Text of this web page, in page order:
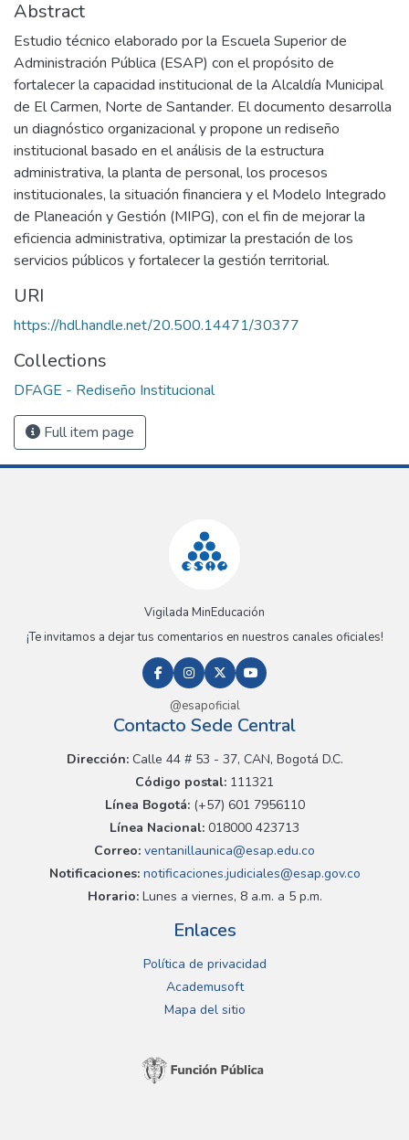
Abstract
Estudio técnico elaborado por la Escuela Superior de
Administración Pública (ESAP) con el propósito de
fortalecer la capacidad institucional de la Alcaldía Municipal
de El Carmen, Norte de Santander. El documento desarrolla
un diagnóstico organizacional y propone un rediseño
institucional basado en el análisis de la estructura
administrativa, la planta de personal, los procesos
institucionales, la situación financiera y el Modelo Integrado
de Planeación y Gestión (MIPG), con el fin de mejorar la
eficiencia administrativa, optimizar la prestación de los
servicios públicos y fortalecer la gestión territorial.
URI
https://hdl.handle.net/20.500.14471/30377
Collections
DFAGE - Rediseño Institucional
Full item page
Vigilada MinEducación
¡Te invitamos a dejar tus comentarios en nuestros canales oficiales!
@esapoficial
Contacto Sede Central
Dirección:Calle 44 # 53 - 37, CAN, Bogotá D.C.
Código postal: 111321
Línea Bogotá:(+57) 601 7956110
Línea Nacional: 018000 423713
Correo: ventanillaunica@esap.edu.co
Notificaciones:notificaciones.judiciales@esap.gov.co
Horario:Lunes a viernes, 8 a.m. a 5 p.m.
Enlaces
Política de privacidad
Academusoft
Mapa del sitio